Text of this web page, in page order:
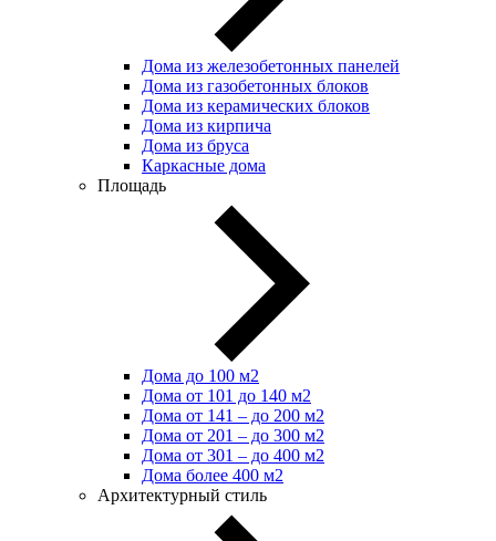
Дома из железобетонных панелей
Дома из газобетонных блоков
Дома из керамических блоков
Дома из кирпича
Дома из бруса
Каркасные дома
Площадь
Дома до 100 м2
Дома от 101 до 140 м2
Дома от 141 – до 200 м2
Дома от 201 – до 300 м2
Дома от 301 – до 400 м2
Дома более 400 м2
Архитектурный стиль